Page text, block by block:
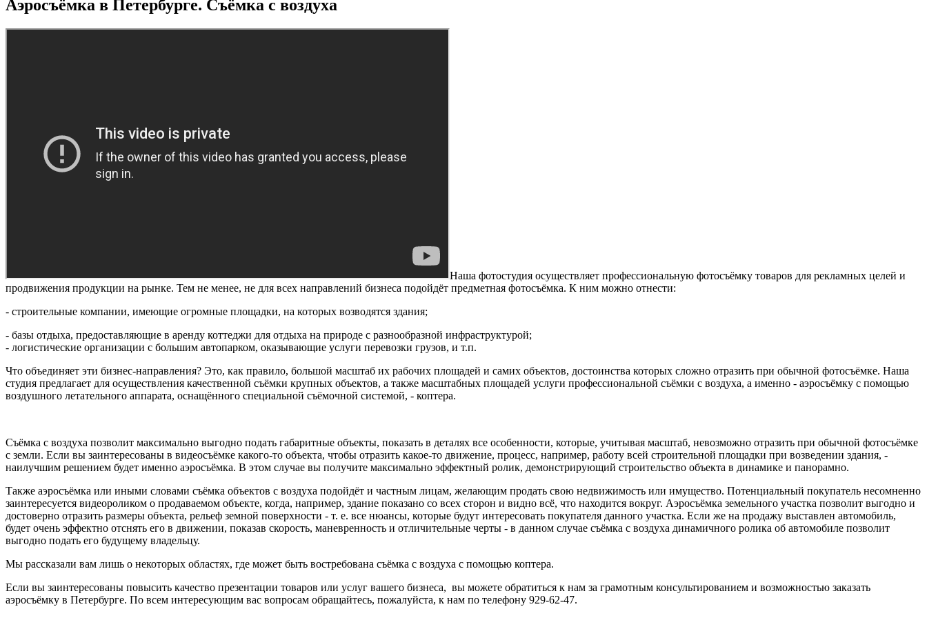
Аэросъёмка в Петербурге. Съёмка с воздуха
Наша фотостудия осуществляет профессиональную фотосъёмку товаров для рекламных целей и
продвижения продукции на рынке. Тем не менее, не для всех направлений бизнеса подойдёт предметная фотосъёмка. К ним можно отнести:
- строительные компании, имеющие огромные площадки, на которых возводятся здания;
- базы отдыха, предоставляющие в аренду коттеджи для отдыха на природе с разнообразной инфраструктурой;
- логистические организации с большим автопарком, оказывающие услуги перевозки грузов, и т.п.
Что объединяет эти бизнес-направления? Это, как правило, большой масштаб их рабочих площадей и самих объектов, достоинства которых сложно отразить при обычной фотосъёмке. Наша
студия предлагает для осуществления качественной съёмки крупных объектов, а также масштабных площадей услуги профессиональной съёмки с воздуха, а именно - аэросъёмку с помощью
воздушного летательного аппарата, оснащённого специальной съёмочной системой, - коптера.
Съёмка с воздуха позволит максимально выгодно подать габаритные объекты, показать в деталях все особенности, которые, учитывая масштаб, невозможно отразить при обычной фотосъёмке
с земли. Если вы заинтересованы в видеосъёмке какого-то объекта, чтобы отразить какое-то движение, процесс, например, работу всей строительной площадки при возведении здания, -
наилучшим решением будет именно аэросъёмка. В этом случае вы получите максимально эффектный ролик, демонстрирующий строительство объекта в динамике и панорамно.
Также аэросъёмка или иными словами съёмка объектов с воздуха подойдёт и частным лицам, желающим продать свою недвижимость или имущество. Потенциальный покупатель несомненно
заинтересуется видеороликом о продаваемом объекте, когда, например, здание показано со всех сторон и видно всё, что находится вокруг. Аэросъёмка земельного участка позволит выгодно и
достоверно отразить размеры объекта, рельеф земной поверхности - т. е. все нюансы, которые будут интересовать покупателя данного участка. Если же на продажу выставлен автомобиль,
будет очень эффектно отснять его в движении, показав скорость, маневренность и отличительные черты - в данном случае съёмка с воздуха динамичного ролика об автомобиле позволит
выгодно подать его будущему владельцу.
Мы рассказали вам лишь о некоторых областях, где может быть востребована съёмка с воздуха с помощью коптера.
Если вы заинтересованы повысить качество презентации товаров или услуг вашего бизнеса, вы можете обратиться к нам за грамотным консультированием и возможностью заказать
аэросъёмку в Петербурге. По всем интересующим вас вопросам обращайтесь, пожалуйста, к нам по телефону 929-62-47.